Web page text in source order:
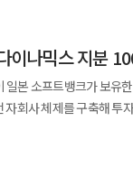
결하는 전략을 택했다. 각
이내믹스 잔여 지분 약
들이 내부 의사결정과
가 완료될 경우 현대차그룹이 보스턴다이내믹스의
이나믹스 지분
본 소프트뱅크가 보유
회사 체제를 구축해 투
르면 소프트뱅크는 2020년 계약에 따라 보유